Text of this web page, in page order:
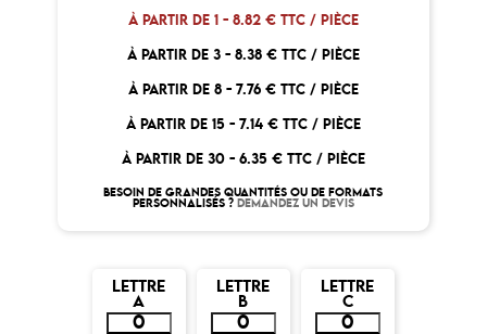
À PARTIR DE 1 - 8.82 € TTC / PIÈCE
À PARTIR DE 3 - 8.38 € TTC / PIÈCE
À PARTIR DE 8 - 7.76 € TTC / PIÈCE
À PARTIR DE 15 - 7.14 € TTC / PIÈCE
À PARTIR DE 30 - 6.35 € TTC / PIÈCE
BESOIN DE GRANDES QUANTITÉS OU DE FORMATS
PERSONNALISÉS ? DEMANDEZ UN DEVIS
LETTRE
A
LETTRE
B
LETTRE
C